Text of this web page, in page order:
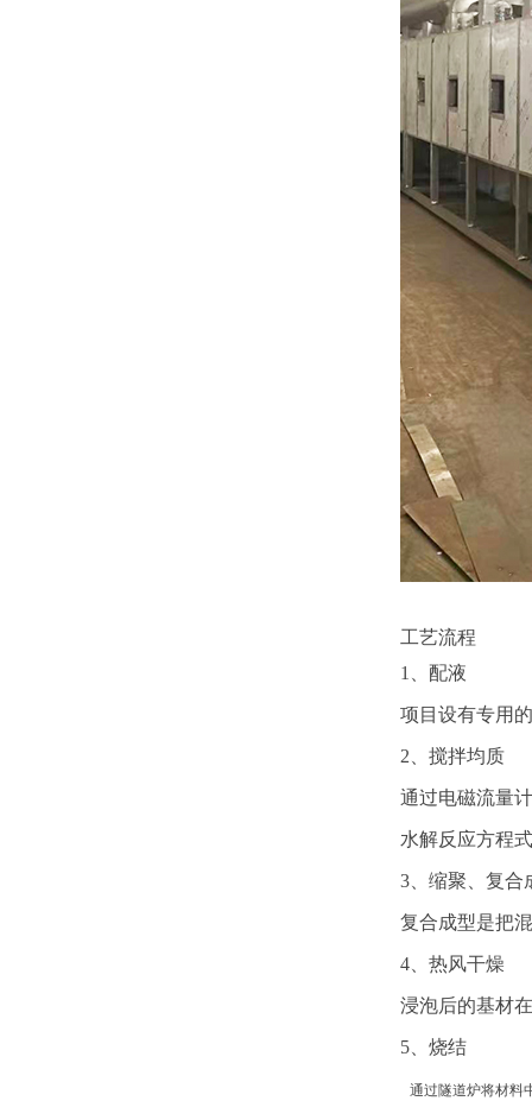
工艺流程
1、配液
项目设有专用
2、搅拌均质
通过电磁流量
水解反应方程
3、缩聚、复合
复合成型是把
4、热风干燥
浸泡后的基材
5、烧结
通过隧道炉将材料